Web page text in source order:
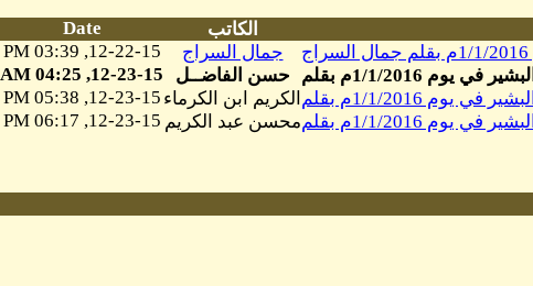
الكاتب
Date
جمال السراج
12-22-15, 03:39 PM
حسن الفاضــل
12-23-15, 04:25 AM
الكريم ابن الكرماء 12-23-15, 05:38 PM
محسن عبد الكريم 12-23-15, 06:17 PM